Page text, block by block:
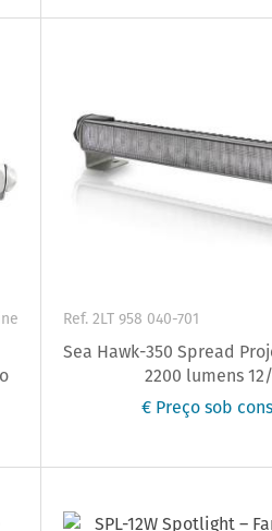
Ref. 2LT 958 040-701
Sea Hawk-350 Spread
2200 lumens
€ Preço sob